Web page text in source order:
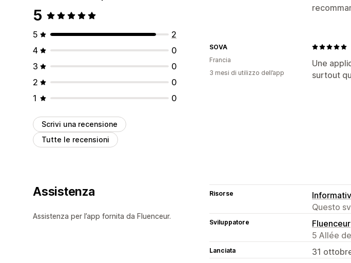
5
5
2
4
0
3
0
2
0
1
0
Scrivi una recensione
Tutte le recensioni
Une
surtout
SOVA
Francia
3 mesi di utilizzo dell’app
Assistenza
Assistenza per l’app fornita da Fluenceur.
Risorse
Questo
Sviluppatore
Fluenceur
5 Allée
Lanciata 31